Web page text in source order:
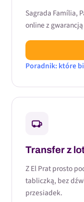
Sagrada Família,
online z
Poradnik: które
Transfer z
Z El Prat prosto
tabliczką, bez
przesiadek.